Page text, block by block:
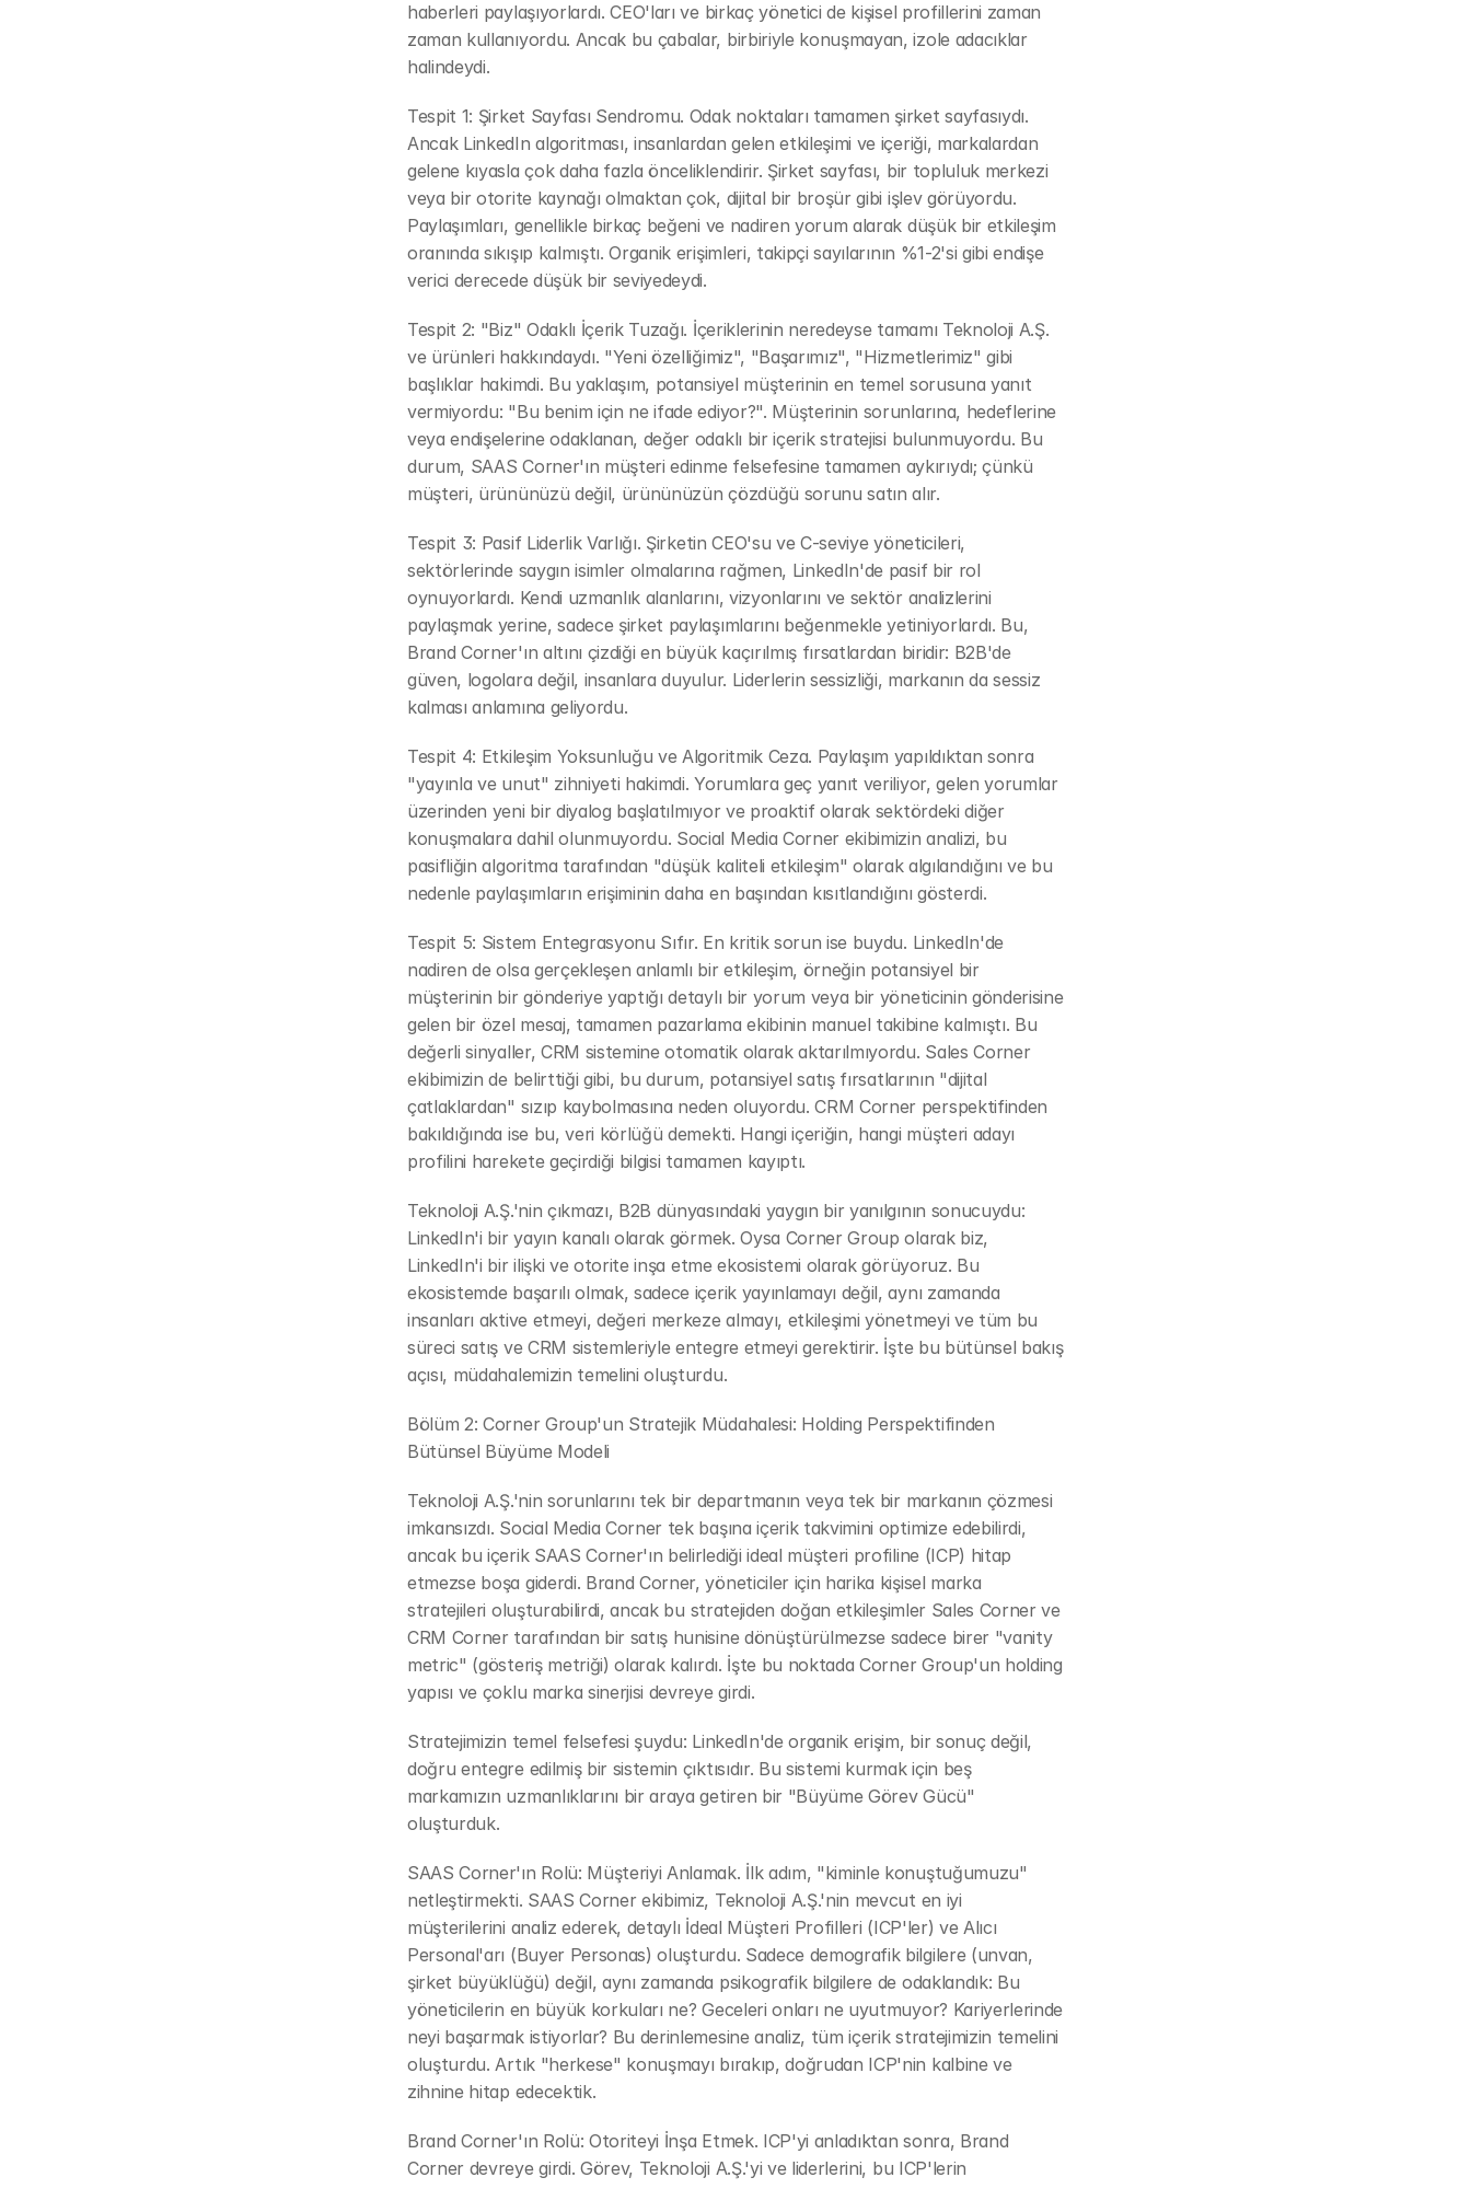
haberleri paylaşıyorlardı. CEO'ları ve birkaç yönetici de kişisel profillerini zaman
zaman kullanıyordu. Ancak bu çabalar, birbiriyle konuşmayan, izole adacıklar
halindeydi.
Tespit 1: Şirket Sayfası Sendromu. Odak noktaları tamamen şirket sayfasıydı.
Ancak LinkedIn algoritması, insanlardan gelen etkileşimi ve içeriği, markalardan
gelene kıyasla çok daha fazla önceliklendirir. Şirket sayfası, bir topluluk merkezi
veya bir otorite kaynağı olmaktan çok, dijital bir broşür gibi işlev görüyordu.
Paylaşımları, genellikle birkaç beğeni ve nadiren yorum alarak düşük bir etkileşim
oranında sıkışıp kalmıştı. Organik erişimleri, takipçi sayılarının %1-2'si gibi endişe
verici derecede düşük bir seviyedeydi.
Tespit 2: "Biz" Odaklı İçerik Tuzağı. İçeriklerinin neredeyse tamamı Teknoloji A.Ş.
ve ürünleri hakkındaydı. "Yeni özelliğimiz", "Başarımız", "Hizmetlerimiz" gibi
başlıklar hakimdi. Bu yaklaşım, potansiyel müşterinin en temel sorusuna yanıt
vermiyordu: "Bu benim için ne ifade ediyor?". Müşterinin sorunlarına, hedeflerine
veya endişelerine odaklanan, değer odaklı bir içerik stratejisi bulunmuyordu. Bu
durum, SAAS Corner'ın müşteri edinme felsefesine tamamen aykırıydı; çünkü
müşteri, ürününüzü değil, ürününüzün çözdüğü sorunu satın alır.
Tespit 3: Pasif Liderlik Varlığı. Şirketin CEO'su ve C-seviye yöneticileri,
sektörlerinde saygın isimler olmalarına rağmen, LinkedIn'de pasif bir rol
oynuyorlardı. Kendi uzmanlık alanlarını, vizyonlarını ve sektör analizlerini
paylaşmak yerine, sadece şirket paylaşımlarını beğenmekle yetiniyorlardı. Bu,
Brand Corner'ın altını çizdiği en büyük kaçırılmış fırsatlardan biridir: B2B'de
güven, logolara değil, insanlara duyulur. Liderlerin sessizliği, markanın da sessiz
kalması anlamına geliyordu.
Tespit 4: Etkileşim Yoksunluğu ve Algoritmik Ceza. Paylaşım yapıldıktan sonra
"yayınla ve unut" zihniyeti hakimdi. Yorumlara geç yanıt veriliyor, gelen yorumlar
üzerinden yeni bir diyalog başlatılmıyor ve proaktif olarak sektördeki diğer
konuşmalara dahil olunmuyordu. Social Media Corner ekibimizin analizi, bu
pasifliğin algoritma tarafından "düşük kaliteli etkileşim" olarak algılandığını ve bu
nedenle paylaşımların erişiminin daha en başından kısıtlandığını gösterdi.
Tespit 5: Sistem Entegrasyonu Sıfır. En kritik sorun ise buydu. LinkedIn'de
nadiren de olsa gerçekleşen anlamlı bir etkileşim, örneğin potansiyel bir
müşterinin bir gönderiye yaptığı detaylı bir yorum veya bir yöneticinin gönderisine
gelen bir özel mesaj, tamamen pazarlama ekibinin manuel takibine kalmıştı. Bu
değerli sinyaller, CRM sistemine otomatik olarak aktarılmıyordu. Sales Corner
ekibimizin de belirttiği gibi, bu durum, potansiyel satış fırsatlarının "dijital
çatlaklardan" sızıp kaybolmasına neden oluyordu. CRM Corner perspektifinden
bakıldığında ise bu, veri körlüğü demekti. Hangi içeriğin, hangi müşteri adayı
profilini harekete geçirdiği bilgisi tamamen kayıptı.
Teknoloji A.Ş.'nin çıkmazı, B2B dünyasındaki yaygın bir yanılgının sonucuydu:
LinkedIn'i bir yayın kanalı olarak görmek. Oysa Corner Group olarak biz,
LinkedIn'i bir ilişki ve otorite inşa etme ekosistemi olarak görüyoruz. Bu
ekosistemde başarılı olmak, sadece içerik yayınlamayı değil, aynı zamanda
insanları aktive etmeyi, değeri merkeze almayı, etkileşimi yönetmeyi ve tüm bu
süreci satış ve CRM sistemleriyle entegre etmeyi gerektirir. İşte bu bütünsel bakış
açısı, müdahalemizin temelini oluşturdu.
Bölüm 2: Corner Group'un Stratejik Müdahalesi: Holding Perspektifinden
Bütünsel Büyüme Modeli
Teknoloji A.Ş.'nin sorunlarını tek bir departmanın veya tek bir markanın çözmesi
imkansızdı. Social Media Corner tek başına içerik takvimini optimize edebilirdi,
ancak bu içerik SAAS Corner'ın belirlediği ideal müşteri profiline (ICP) hitap
etmezse boşa giderdi. Brand Corner, yöneticiler için harika kişisel marka
stratejileri oluşturabilirdi, ancak bu stratejiden doğan etkileşimler Sales Corner ve
CRM Corner tarafından bir satış hunisine dönüştürülmezse sadece birer "vanity
metric" (gösteriş metriği) olarak kalırdı. İşte bu noktada Corner Group'un holding
yapısı ve çoklu marka sinerjisi devreye girdi.
Stratejimizin temel felsefesi şuydu: LinkedIn'de organik erişim, bir sonuç değil,
doğru entegre edilmiş bir sistemin çıktısıdır. Bu sistemi kurmak için beş
markamızın uzmanlıklarını bir araya getiren bir "Büyüme Görev Gücü"
oluşturduk.
SAAS Corner'ın Rolü: Müşteriyi Anlamak. İlk adım, "kiminle konuştuğumuzu"
netleştirmekti. SAAS Corner ekibimiz, Teknoloji A.Ş.'nin mevcut en iyi
müşterilerini analiz ederek, detaylı İdeal Müşteri Profilleri (ICP'ler) ve Alıcı
Personal'arı (Buyer Personas) oluşturdu. Sadece demografik bilgilere (unvan,
şirket büyüklüğü) değil, aynı zamanda psikografik bilgilere de odaklandık: Bu
yöneticilerin en büyük korkuları ne? Geceleri onları ne uyutmuyor? Kariyerlerinde
neyi başarmak istiyorlar? Bu derinlemesine analiz, tüm içerik stratejimizin temelini
oluşturdu. Artık "herkese" konuşmayı bırakıp, doğrudan ICP'nin kalbine ve
zihnine hitap edecektik.
Brand Corner'ın Rolü: Otoriteyi İnşa Etmek. ICP'yi anladıktan sonra, Brand
Corner devreye girdi. Görev, Teknoloji A.Ş.'yi ve liderlerini, bu ICP'lerin